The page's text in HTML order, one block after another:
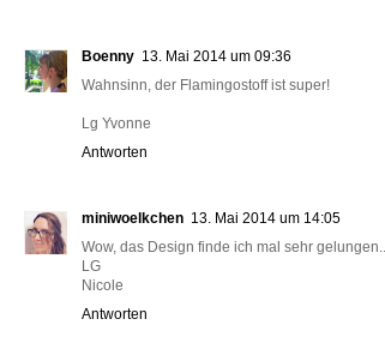
Boenny 13. Mai 2014 um 09:36
Wahnsinn, der Flamingostoff ist super!
Lg Yvonne
Antworten
miniwoelkchen 13. Mai 2014 um 14:05
Wow, das Design finde ich mal sehr
LG
Nicole
Antworten